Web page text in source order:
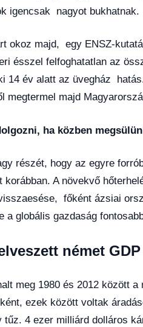
igencsak nagyot bukhatnak.
okoz majd, egy ENSZ-
ésszel felfoghatatlan az
14 év alatt az üvegház
megtermel majd
ha közben
részét, hogy az egyre
korábban. A növekvő
főként ázsiai
a globális gazdaság
német GDP
meg 1980 és 2012 között
ezek között voltak
4 ezer milliárd dolláros